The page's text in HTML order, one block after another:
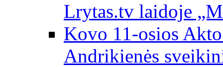
Lrytas.tv laidoje
Kovo 11-osios
Andrikienės